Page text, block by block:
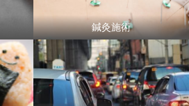
鍼灸施術